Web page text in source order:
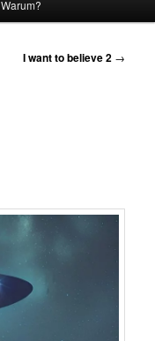
Warum?
I want to believe 2 →